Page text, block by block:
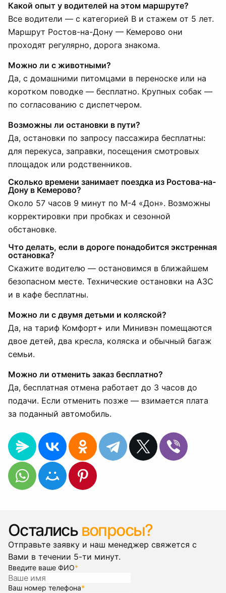
Какой опыт у водителей на этом маршруте?
Все водители — с категорией B и стажем от 5 лет.
Маршрут Ростов-на-Дону — Кемерово они
проходят регулярно, дорога знакома.
Можно ли с животными?
Да, с домашними питомцами в переноске или на
коротком поводке — бесплатно. Крупных собак —
по согласованию с диспетчером.
Возможны ли остановки в пути?
Да, остановки по запросу пассажира бесплатны:
для перекуса, заправки, посещения смотровых
площадок или родственников.
Сколько времени занимает поездка из Ростова-на-
Дону в Кемерово?
Около 57 часов 9 минут по М-4 «Дон». Возможны
корректировки при пробках и сезонной
обстановке.
Что делать, если в дороге понадобится экстренная
остановка?
Скажите водителю — остановимся в ближайшем
безопасном месте. Технические остановки на АЗС
и в кафе бесплатны.
Можно ли с двумя детьми и коляской?
Да, на тариф Комфорт+ или Минивэн помещаются
двое детей, два кресла, коляска и обычный багаж
семьи.
Можно ли отменить заказ бесплатно?
Да, бесплатная отмена работает до 3 часов до
подачи. Если отменить позже — взимается плата
за поданный автомобиль.
Остались вопросы?
Отправьте заявку и наш менеджер свяжется с
Вами в течении 5-ти минут.
Введите ваше ФИО*
Ваш номер телефона*